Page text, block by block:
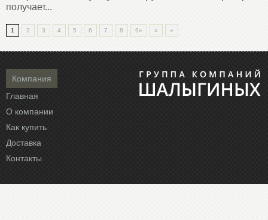
получает...
1 2 3 4 5 6 7 8 9» » »
Компания
Главная
О компании
Как купить
Доставка
Контакты